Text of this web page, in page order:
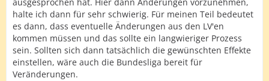
halte ich dann für sehr schwierig. Für meinen Teil bedeutet
es dann, dass eventuelle Änderungen aus den LV'en
kommen müssen und das sollte ein langwieriger Prozess
sein. Sollten sich dann tatsächlich die gewünschten Effekte
einstellen, wäre auch die Bundesliga bereit für
Veränderungen.